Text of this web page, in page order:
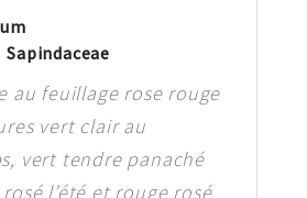
au feuillage rose rouge
vert clair au
vert tendre panaché
l’été et rouge rosé